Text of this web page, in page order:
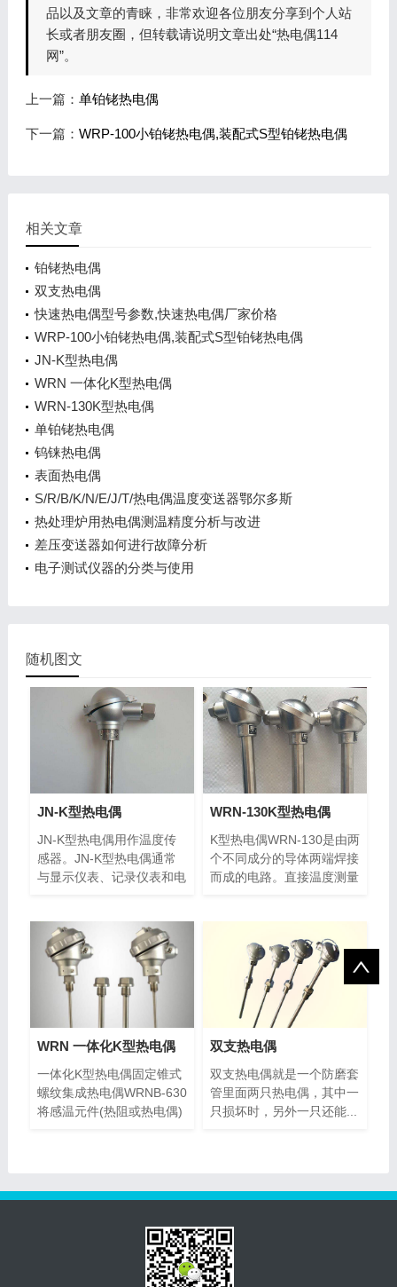
品以及文章的青睐，非常欢迎各位朋友分享到个人站
长或者朋友圈，但转载请说明文章出处“热电偶114
网”。
上一篇： 单铂铑热电偶
下一篇： WRP-100小铂铑热电偶,装配式S型铂铑热电偶
相关文章
铂铑热电偶
双支热电偶
快速热电偶型号参数,快速热电偶厂家价格
WRP-100小铂铑热电偶,装配式S型铂铑热电偶
JN-K型热电偶
WRN 一体化K型热电偶
WRN-130K型热电偶
单铂铑热电偶
钨铼热电偶
表面热电偶
S/R/B/K/N/E/J/T/热电偶温度变送器鄂尔多斯
热处理炉用热电偶测温精度分析与改进
差压变送器如何进行故障分析
电子测试仪器的分类与使用
随机图文
JN-K型热电偶
JN-K型热电偶用作温度传
感器。JN-K型热电偶通常
与显示仪表、记录仪表和电
WRN-130K型热电偶
K型热电偶WRN-130是由两
个不同成分的导体两端焊接
而成的电路。直接温度测量
WRN 一体化K型热电偶
一体化K型热电偶固定锥式
螺纹集成热电偶WRNB-630
将感温元件(热阻或热电偶)
双支热电偶
双支热电偶就是一个防磨套
管里面两只热电偶，其中一
只损坏时，另外一只还能...